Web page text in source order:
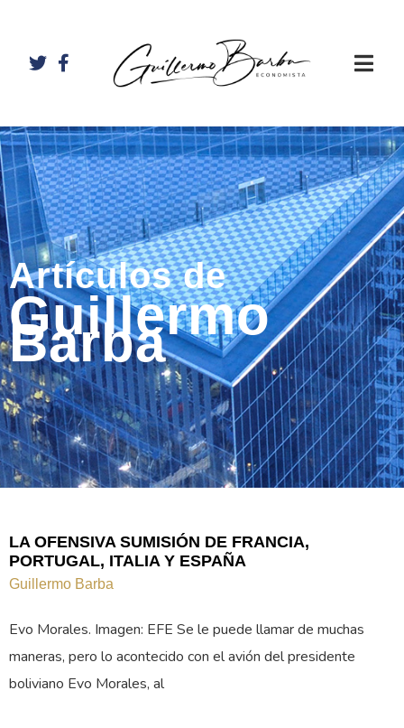
Artículos de
Guillermo
Barba
LA OFENSIVA SUMISIÓN DE FRANCIA,
PORTUGAL, ITALIA Y ESPAÑA
Guillermo Barba
Evo Morales. Imagen: EFE Se le puede llamar de muchas
maneras, pero lo acontecido con el avión del presidente
boliviano Evo Morales, al